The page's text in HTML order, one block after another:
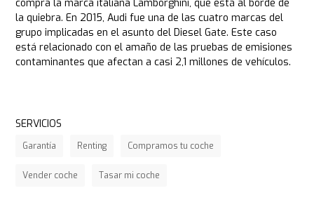
compra la marca italiana Lamborghini, que está al borde de
la quiebra. En 2015, Audi fue una de las cuatro marcas del
grupo implicadas en el asunto del Diesel Gate. Este caso
está relacionado con el amaño de las pruebas de emisiones
contaminantes que afectan a casi 2,1 millones de vehículos.
SERVICIOS
Garantía Renting Compramos tu coche
Vender coche Tasar mi coche